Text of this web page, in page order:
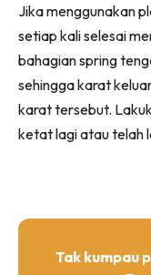
Jika menggunakan
setiap kali selesai
bahagian spring
sehingga karat
karat tersebut.
ketat lagi atau telah
Tak kumpau